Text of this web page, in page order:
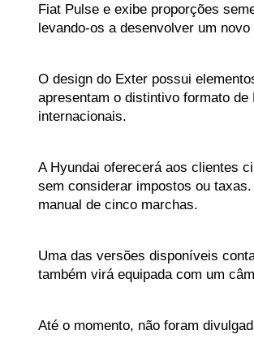
Fiat Pulse e exibe proporções
levando-os a desenvolver um
O design do Exter possui
apresentam o distintivo formato
internacionais.
A Hyundai oferecerá aos clientes
sem considerar impostos ou
manual de cinco marchas.
Uma das versões disponíveis
também virá equipada com um
Até o momento, não foram